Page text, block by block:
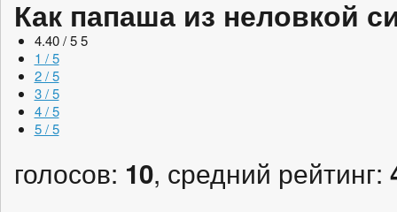
Как папаша из неловкой
4.40 / 5 5
1 / 5
2 / 5
3 / 5
4 / 5
5 / 5
голосов: 10, средний рейтинг: